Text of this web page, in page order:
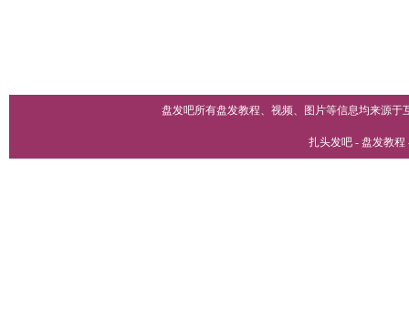
盘发吧所有盘发教程、视频、图片等信息均来源
扎头发吧 - 盘发教